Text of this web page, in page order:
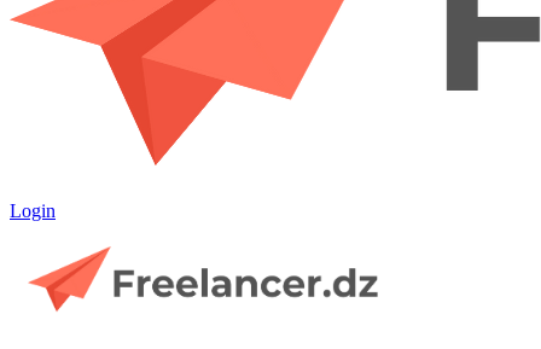
Login